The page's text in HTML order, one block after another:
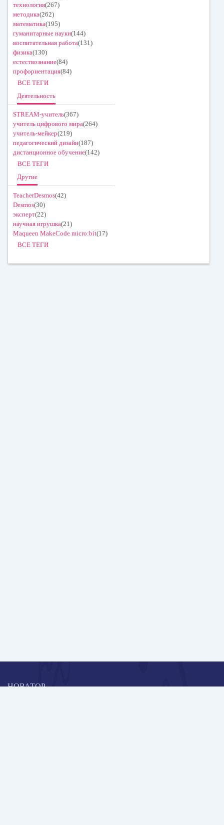
технология(267)
методика(262)
математика(195)
гуманитарные науки(144)
воспитательная работа(131)
физика(130)
естествознание(84)
профориентация(84)
ВСЕ ТЕГИ
Деятельность
STREAM-учитель(367)
учитель цифрового мира(264)
учитель-мейкер(219)
педагогический дизайн(187)
дистанционное обучение(142)
ВСЕ ТЕГИ
Другие
TeacherDesmos(42)
Desmos(30)
эксперт(22)
научная игрушка(21)
Maqueen MakeCode micro:bit(17)
ВСЕ ТЕГИ
НОВАТОР